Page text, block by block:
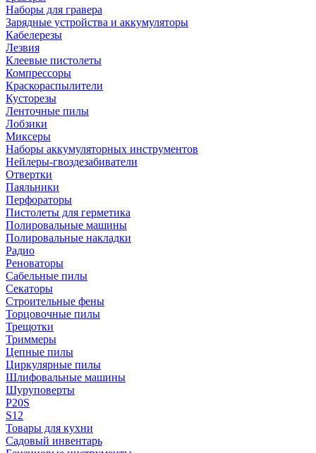
Наборы для гравера
Зарядные устройства и аккумуляторы
Кабелерезы
Лезвия
Клеевые пистолеты
Компрессоры
Краскораспылители
Кусторезы
Ленточные пилы
Лобзики
Миксеры
Наборы аккумуляторных инструментов
Нейлеры-гвоздезабиватели
Отвертки
Паяльники
Перфораторы
Пистолеты для герметика
Полировальные машины
Полировальные накладки
Радио
Реноваторы
Сабельные пилы
Секаторы
Строительные фены
Торцовочные пилы
Трещотки
Триммеры
Цепные пилы
Циркулярные пилы
Шлифовальные машины
Шуруповерты
P20S
S12
Товары для кухни
Садовый инвентарь